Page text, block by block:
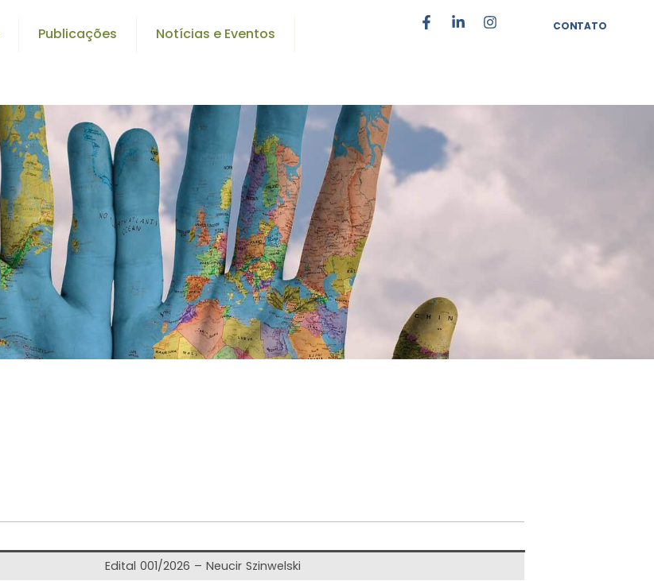
Publicações
Notícias e Eventos
CONTATO
Edital 001/2026 – Neucir Szinwelski